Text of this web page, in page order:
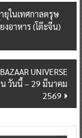
ยุในเทศกาลตรุษ
อาหาร (โต๊ะจีน)
UNIVERSE
วันนี้ – 29 มีนาคม
2569